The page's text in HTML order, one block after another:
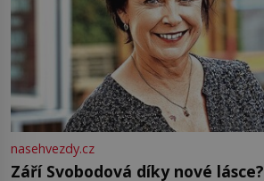
nasehvezdy.cz
Září Svobodová díky nové lásce?